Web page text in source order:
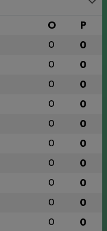
O P
0 0
0 0
0 0
0 0
0 0
0 0
0 0
0 0
0 0
0 0